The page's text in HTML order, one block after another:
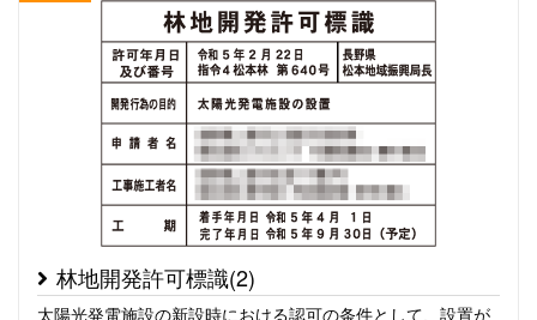
林地開発許可標識(2)
太陽光発電施設の新設時における認可の条件として、設置が